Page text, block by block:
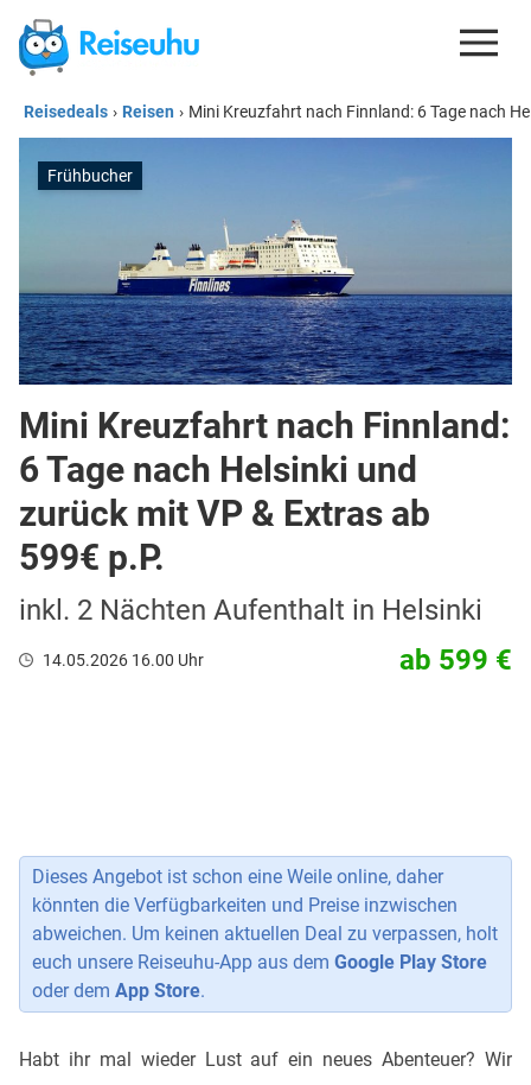
REISEDEALS
KREDITKARTEN
ESIM
REISEBLOG
Reisedeals › Reisen › Mini Kreuzfahrt nach Finnland: 6 Tage nach
Frühbucher
Mini Kreuzfahrt nach Finnland:
6 Tage nach Helsinki und
zurück mit VP & Extras ab
599€ p.P.
inkl. 2 Nächten Aufenthalt in Helsinki
14.05.2026 16.00 Uhr ab 599 €
Dieses Angebot ist schon eine Weile online, daher
könnten die Verfügbarkeiten und Preise inzwischen
abweichen. Um keinen aktuellen Deal zu verpassen, holt
euch unsere Reiseuhu-App aus dem Google Play Store
oder dem App Store.
Habt ihr mal wieder Lust auf ein neues Abenteuer? Wir